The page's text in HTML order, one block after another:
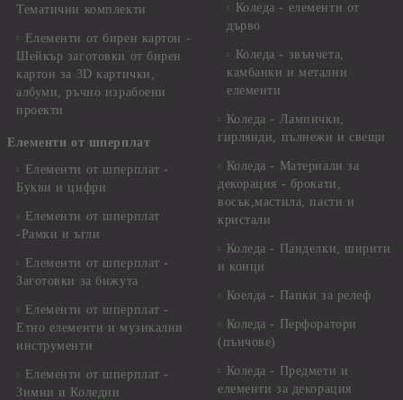
Тематични комплекти
Елементи от бирен картон -
Шейкър заготовки от бирен
картон за 3D картички,
албуми, ръчно израбоени
проекти
Елементи от шперплат
Елементи от шперплат -
Букви и цифри
Елементи от шперплат
-Рамки и ъгли
Елементи от шперплат -
Заготовки за бижута
Елементи от шперплат -
Етно елементи и музикални
инструменти
Елементи от шперплат -
Зимни и Коледни
Коледа - елементи от
дърво
Коледа - звънчета,
камбанки и метални
елементи
Коледа - Лампички,
гирлянди, пълнежи и свещи
Коледа - Материали за
декорация - брокати,
восък,мастила, пасти и
кристали
Коледа - Панделки, ширити
и конци
Коелда - Папки за релеф
Коледа - Перфоратори
(пънчове)
Коледа - Предмети и
елементи за декорация